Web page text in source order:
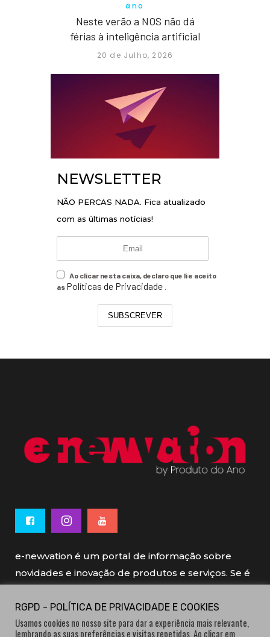
ano
Neste verão a NOS não dá
férias à inteligência artificial
20 de Julho, 2026
NEWSLETTER
NÃO PERCAS NADA. Fica atualizado
com as últimas notícias!
Ao clicar nesta caixa, declaro que li e aceito
as Políticas de Privacidade .
SUBSCREVER
e-newvation é um portal de informação sobre
novidades e inovação de produtos e serviços. Se é
e-newvation tem o patrocínio do “Produto do
RGPD - POLÍTICA DE PRIVACIDADE E COOKIES
Usamos cookies no nosso site para dar a experiência mais relevante,
lembrando as suas preferências e visitas repetidas. Ao clicar em